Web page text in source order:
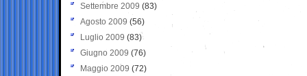
Settembre 2009 (83)
Agosto 2009 (56)
Luglio 2009 (83)
Giugno 2009 (76)
Maggio 2009 (72)